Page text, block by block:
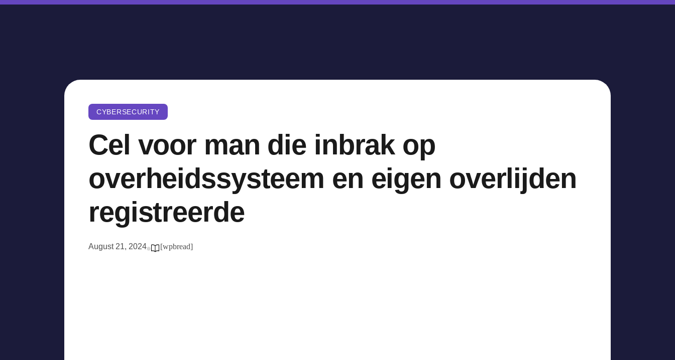
CYBERSECURITY
Cel voor man die inbrak op
overheidssysteem en eigen overlijden
registreerde
August 21, 2024 [wpbread]